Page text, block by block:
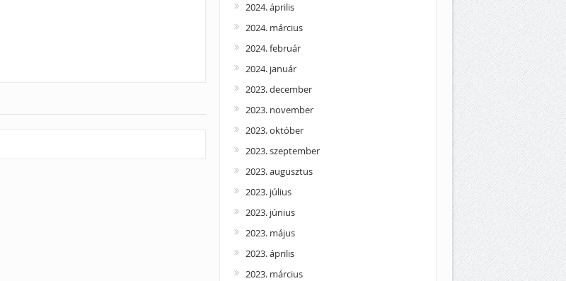
2024. április
2024. március
2024. február
2024. január
2023. december
2023. november
2023. október
2023. szeptember
2023. augusztus
2023. július
2023. június
2023. május
2023. április
2023. március